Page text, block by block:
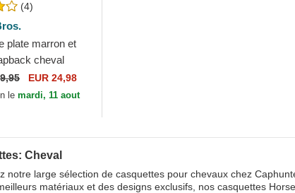
(4)
plate marron et
cheval
Rider The Farm
Bros.
EUR 24,98
lemardi, 11 aout
Cheval
notre large sélection de casquettes pour chevaux chez
matériaux et des designs exclusifs, nos casquettes